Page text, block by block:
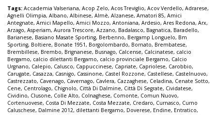
Tags: Accademia Valseriana, Acop Zelo, Acos Treviglio, Acov Verdello, Adrarese,
Agnelli Olimpia, Albano, Albinese, Almè, Alzanese, Amatori 85, Amici
Antegnate, Amici Mapello, Amici Mozzo, Antoniana, Ardesio, Ares Redona, Arx,
Arzago, Asperiam, Aurora Trescore, Azzano, Badalasco, Bagnatica, Baradello,
Barianese, Basiano Masate Sporting, Berbenno, Bergamp Longuelo, Bm
Sporting, Boltiere, Bonate 1951, Borgolombardo, Bornato, Brembatese,
Brembillese, Brembo, Brignanese, Busnago, Calcense, Calcinatese, calcio
Bergamo, calcio dilettanti Bergamo, calcio provinciale Bergamo, Calcio
Urgnano, Calepio, Calusco, Cappuccinese, Capriate, Capriolese, Carobbio,
Carugate, Casazza, Casnigo, Cassinone, Castel Rozzone, Castellese, Castelnuovo,
Castrezzato, Cavenago, Cavernago, Cavlera, Cazzaghese, Celadina, Cenate Sotto,
Cene, Centrolago, Chignolo, Città Di Dalmine, Città Di Segrate, Cividatese,
Cividino, Clusone, Colle Alto, Colnaghese, Comonte, Comun Nuovo,
Cortenuovese, Costa Di Mezzate, Costa Mezzate, Credaro, Curnasco, Curno
Caluschese, Dalmine 2012, dilettanti Bergamo, Doverese, Endine, Entratico,